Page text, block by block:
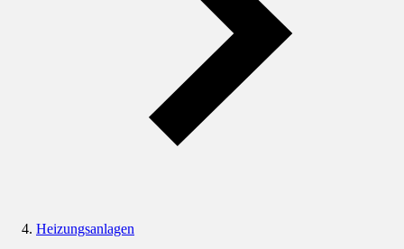
Heizungsanlagen